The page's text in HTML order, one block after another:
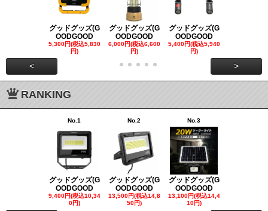
グッドグッズ(G
OODGOOD
5,300円(税込5,830
円)
グッドグッズ(G
OODGOOD
6,000円(税込6,600
円)
グッドグッズ(G
OODGOOD
5,400円(税込5,940
円)
< >
RANKING
No.1
グッドグッズ(G
OODGOOD
9,400円(税込10,34
0円)
No.2
グッドグッズ(G
OODGOOD
13,500円(税込14,8
50円)
No.3
グッドグッズ(G
OODGOOD
13,100円(税込14,4
10円)